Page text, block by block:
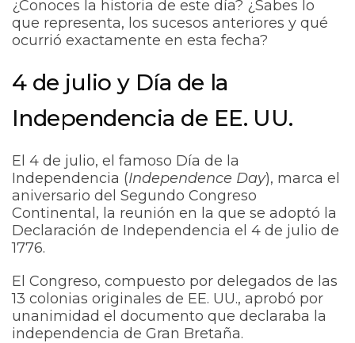
¿Conoces la historia de este día? ¿Sabes lo
que representa, los sucesos anteriores y qué
ocurrió exactamente en esta fecha?
4 de julio y Día de la
Independencia de EE. UU.
El 4 de julio, el famoso Día de la
Independencia (Independence Day), marca el
aniversario del Segundo Congreso
Continental, la reunión en la que se adoptó la
Declaración de Independencia el 4 de julio de
1776.
El Congreso, compuesto por delegados de las
13 colonias originales de EE. UU., aprobó por
unanimidad el documento que declaraba la
independencia de Gran Bretaña.